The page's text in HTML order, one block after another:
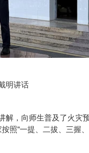
明讲话
解，向师生普及了火
“一提、二拔、三握